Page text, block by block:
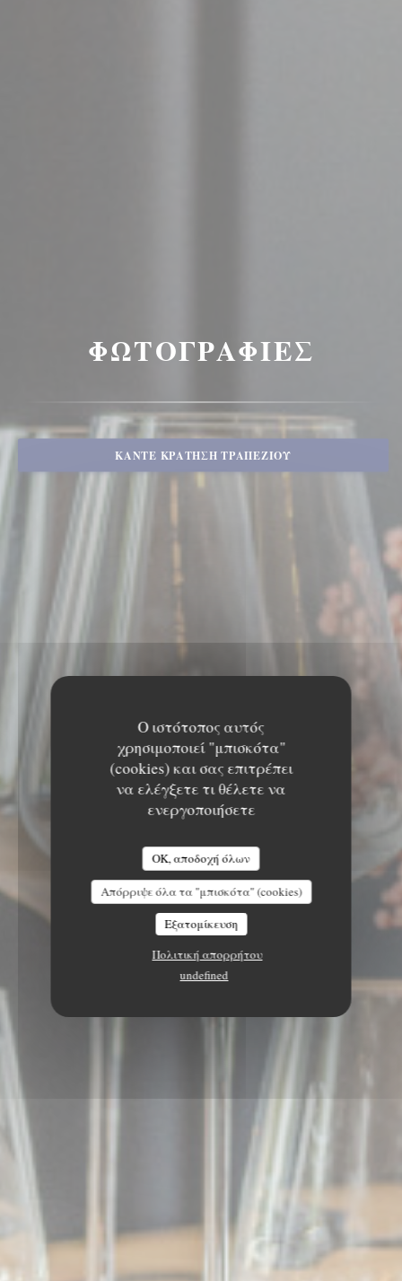
Ο ιστότοπος αυτός
χρησιμοποιεί "μπισκότα"
(cookies) και σας επιτρέπει
να ελέγξετε τι θέλετε να
ενεργοποιήσετε
OK, αποδοχή όλων
Απόρριψε όλα τα "μπισκότα" (cookies)
Εξατομίκευση
Πολιτική απορρήτου
undefined
ΦΩΤΟΓΡΑΦΊΕΣ
ΚΆΝΤΕ ΚΡΆΤΗΣΗ ΤΡΑΠΕΖΙΟΎ